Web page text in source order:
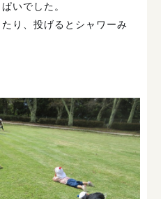
いでした。
り、投げるとシャワーみ